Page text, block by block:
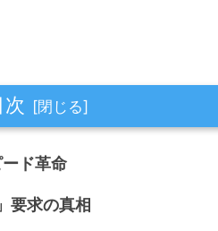
次
ド革命
要求の真相